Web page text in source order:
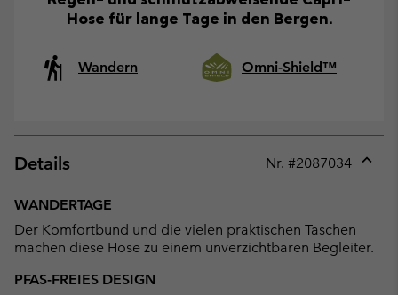
Hose für lange Tage in den Bergen.
Wandern Omni-Shield™
Details Nr. #2087034
WANDERTAGE
Der Komfortbund und die vielen praktischen Taschen
machen diese Hose zu einem unverzichtbaren Begleiter.
PFAS-FREIES DESIGN